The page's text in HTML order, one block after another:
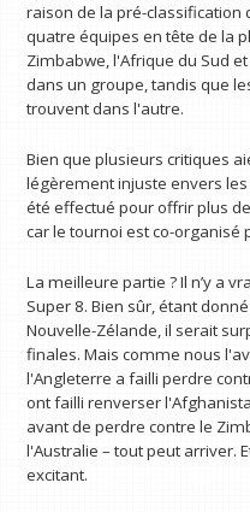
raison de la pré-classification
quatre équipes en tête de la
Zimbabwe, l'Afrique du Sud
dans un groupe, tandis que
trouvent dans l'autre.
Bien que plusieurs critiques
légèrement injuste envers
été effectué pour offrir plus
car le tournoi est co-organisé
La meilleure partie ? Il n’y a
Super 8. Bien sûr, étant
Nouvelle-Zélande, il serait
finales. Mais comme nous
l'Angleterre a failli perdre
ont failli renverser
avant de perdre contre le
l'Australie – tout peut arriver.
excitant.